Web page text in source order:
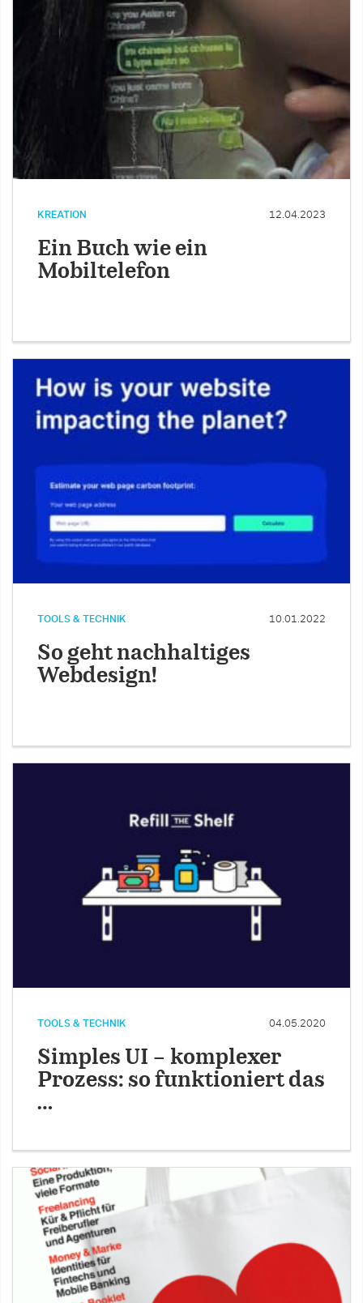
KREATION 12.04.2023
Ein Buch wie ein
Mobiltelefon
TOOLS & TECHNIK 10.01.2022
So geht nachhaltiges
Webdesign!
TOOLS & TECHNIK 04.05.2020
Simples UI – komplexer
Prozess: so funktioniert das
…